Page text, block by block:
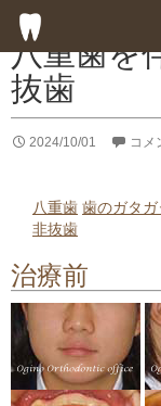
八重歯を
抜歯
2024/10/01 コメ
八重歯 歯のガタガ
非抜歯
治療前
子供の歯列矯
成人の歯列矯
専門的な徹
専門的な虫歯